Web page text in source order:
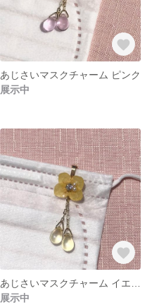
あじさいマスクチャーム ピンク
展示中
展示中